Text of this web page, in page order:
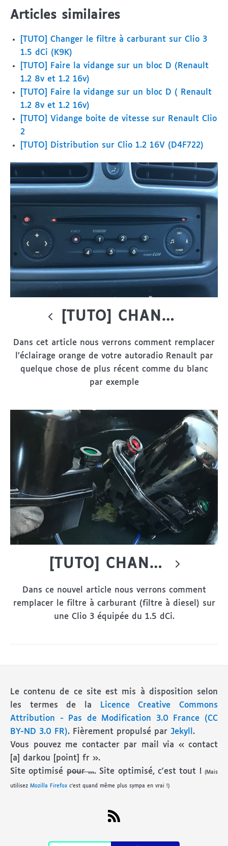
Articles similaires
[TUTO] Changer le filtre à carburant sur Clio 3
1.5 dCi (K9K)
[TUTO] Faire la vidange sur un bloc D (Renault
1.2 8v et 1.2 16v)
[TUTO] Faire la vidange sur un bloc D ( Renault
1.2 8v et 1.2 16v)
[TUTO] Vidange boite de vitesse sur Renault Clio
2
[TUTO] Distribution sur Clio 1.2 16V (D4F722)
[TUTO] CHANGER L’ÉCLAIRAGE DE SON AUTORADIO RENAULT
Dans cet article nous verrons comment remplacer
l’éclairage orange de votre autoradio Renault par
quelque chose de plus récent comme du blanc
par exemple
[TUTO] CHANGER LE FILTRE À CARBURANT SUR CLIO 3 1.5 DCI (K9K)
Dans ce nouvel article nous verrons comment
remplacer le filtre à carburant (filtre à diesel) sur
une Clio 3 équipée du 1.5 dCi.
Le contenu de ce site est mis à disposition selon
les termes de la
Licence Creative Commons
Attribution - Pas de Modification 3.0 France (CC
BY-ND 3.0 FR). Fièrement propulsé par Jekyll .
Vous pouvez me contacter par mail via « contact
[a] darkou [point] fr ».
Site optimisépour .... Site optimisé, c'est tout !(Mais
utilisez Mozilla Firefox c'est quand même plus sympa en vrai !)